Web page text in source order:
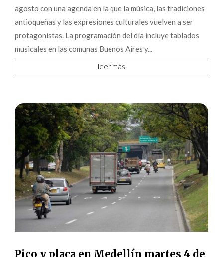
agosto con una agenda en la que la música, las tradiciones
antioqueñas y las expresiones culturales vuelven a ser
protagonistas. La programación del día incluye tablados
musicales en las comunas Buenos Aires y...
leer más
Pico y placa en Medellín martes 4 de